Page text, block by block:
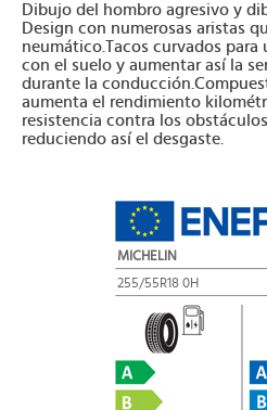
Dibujo del hombro agresivo y
Design con numerosas aristas
neumático.Tacos curvados
con el suelo y aumentar así la
durante la
aumenta el rendimiento
resistencia contra los
reduciendo así el desgaste.
MICHELIN
255/55R18 0H